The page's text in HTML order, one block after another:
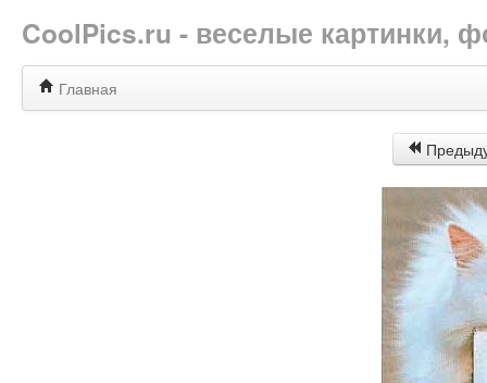
CoolPics.ru - веселые картинки,
Главная